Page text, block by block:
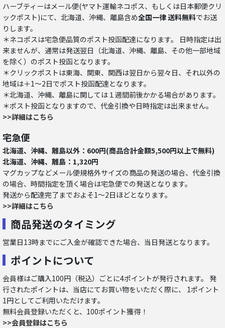
ハーブティーはメール便(ヤマト運輸ネコポス、もしくは日本郵便クリ
ックポスト)にて、北海道、沖縄、離島含め全国一律 送料無料でお送
りします。
＊ネコポスは宅急便品質のポスト投函配達になります。 日時指定は出
来ませんが、通常は発送翌日（北海道、沖縄、離島、その他一部地域
を除く）のポスト投函となります。
＊クリックポストは東海、関東、関西は翌日から翌々日、それ以外の
地域は＋1～2日でポスト投函配達となります。
＊北海道、沖縄、離島に関しては１週間前後かかる場合があります。
＊ポスト投函となりますので、代金引換や日時指定は出来ません。
>>詳細はこちら
宅急便
北海道、沖縄、離島以外：600円(商品合計金額5,500円以上で無料)
北海道、沖縄、離島：1,320円
マグカップなどメール便規格外サイズの商品の発送の場合、代金引換
の場合、時間指定を頂く場合は宅急便での発送となります。
発送から配達完了までおよそ1～2日ほどとなります。
>>詳細はこちら
商品発送のタイミング
営業日13時までにご入金が確認できた場合、当日発送となります。
ポイントについて
会員様はご購入100円（税込）ごとに4ポイントが発行されます。 発
行されたポイントは、当店にてお買い物をいただく際に、 1ポイント
1円としてご利用いただけます。
無料会員登録いただくと、100ポイント獲得！
>>会員登録はこちら